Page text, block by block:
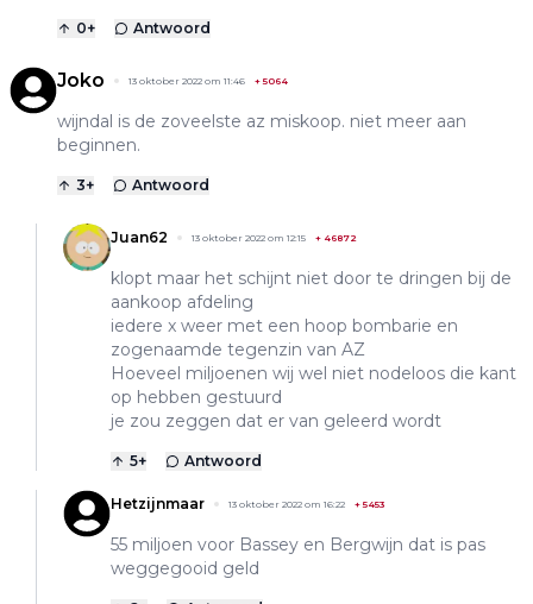
0+ Antwoord
Joko 13 oktober 2022 om 11:46 + 5064
wijndal is de zoveelste az miskoop. niet meer aan
beginnen.
3+ Antwoord
Juan62 13 oktober 2022 om 12:15 + 46872
klopt maar het schijnt niet door te dringen bij de
aankoop afdeling
iedere x weer met een hoop bombarie en
zogenaamde tegenzin van AZ
Hoeveel miljoenen wij wel niet nodeloos die kant
op hebben gestuurd
je zou zeggen dat er van geleerd wordt
5+ Antwoord
Hetzijnmaar 13 oktober 2022 om 16:22 + 5453
55 miljoen voor Bassey en Bergwijn dat is pas
weggegooid geld